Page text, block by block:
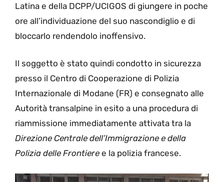
Latina e della DCPP/UCIGOS di giungere in poche
ore all’individuazione del suo nascondiglio e di
bloccarlo rendendolo inoffensivo.
Il soggetto è stato quindi condotto in sicurezza
presso il Centro di Cooperazione di Polizia
Internazionale di Modane (FR) e consegnato alle
Autorità transalpine in esito a una procedura di
riammissione immediatamente attivata tra la
Direzione Centrale dell’Immigrazione e della
Polizia delle Frontiere e la polizia francese.